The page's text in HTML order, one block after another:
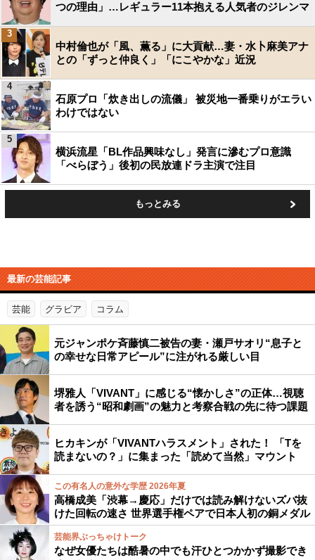
つの理由」…レギュラー11本抱える人気者のジレンマ
中村倫也が「風、薫る」に大貢献…妻・水卜麻美アナ
との「ずっと仲良く」「にこやかな」近況
3
石原プロ「炊き出しの流儀」 被災地一番乗りがエラい
わけではない
4
横浜流星「BL作品興味なし」発言に滲むプロ意識
「べらぼう」後初の民放連ドラ主演で注目
5
もっとみる
最新の芸能記事
芸能 グラビア コラム
元ジャンポケ斉藤慎二被告の妻・瀬戸サオリ“息子と
の幸せな日常アピール”に注がれる厳しい目
堺雅人「VIVANT」に感じる“懐かしさ”の正体…視聴
者を誘う“昭和劇画”の魅力と考察合戦の先に待つ課題
ヒカキンが「VIVANTハラスメント」された！ 「Tを
読まないの？」に集まった「読めて当然」マウント
この有名人の意外な学歴 2026年夏
高橋成美「渋幕→慶応」だけでは読み解けないズバ抜
けた回転の速さ 世界選手権ペアで日本人初の銅メダル
芸能界ぶっちゃけトーク
なぜ女優たちは酷暑の中でも汗ひとつかかず撮影でき